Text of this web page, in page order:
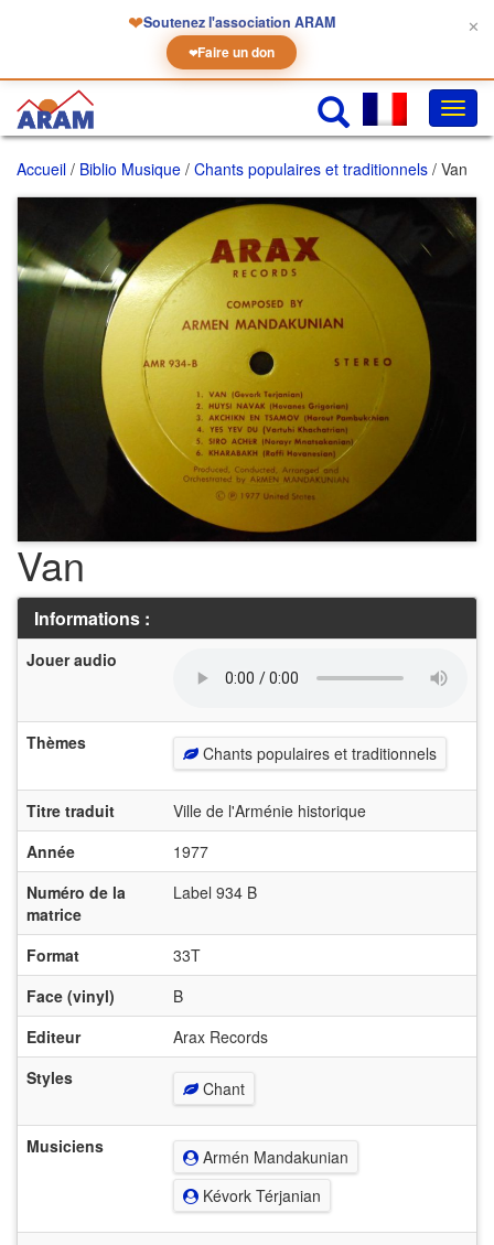
❤Soutenez l'association ARAM
❤Faire un don
✕
la
Accueil / Biblio Musique / Chants populaires et traditionnels / Van
Van
Informations :
Jouer audio
Thèmes Chants populaires et traditionnels
Titre traduit
Ville de l'Arménie historique
Année
1977
Numéro de la
matrice
Label 934 B
Format
33T
Face (vinyl)
B
Editeur
Arax Records
Styles
Chant
Musiciens
Armén Mandakunian
Kévork Térjanian